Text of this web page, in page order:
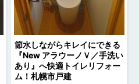
節水しながらキレイにできる
『New アラウーノＶ／手洗い
あり』へ快適トイレリフォー
ム！札幌市戸建